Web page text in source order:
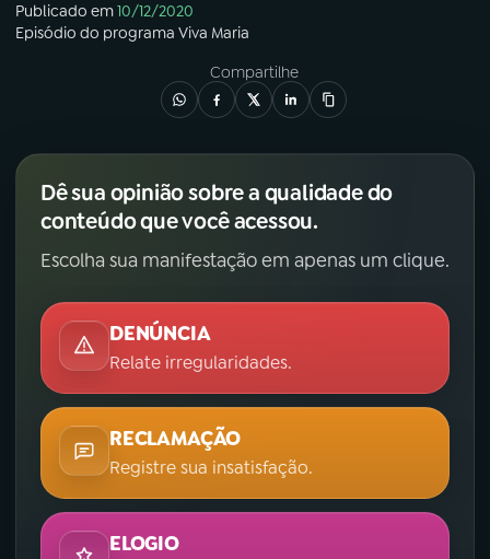
Publicado em10/12/2020
Episódio do programa Viva Maria
Compartilhe
Dê sua opinião sobre a qualidade do
conteúdo que você acessou.
Escolha sua manifestação em apenas um clique.
DENÚNCIA
Relate irregularidades.
RECLAMAÇÃO
Registre sua insatisfação.
ELOGIO